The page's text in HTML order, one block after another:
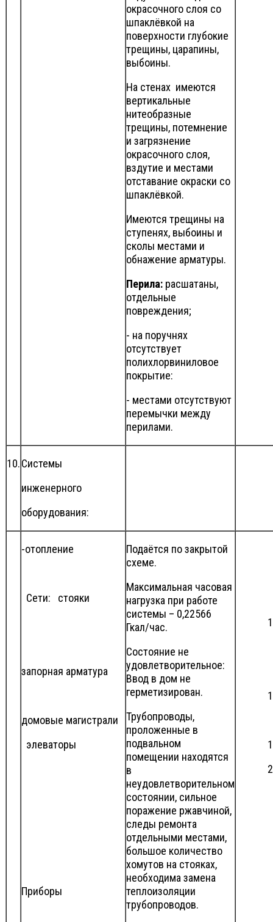
окрасочного слоя со
шпаклёвкой на
поверхности глубокие
трещины, царапины,
выбоины.
На стенах имеются
вертикальные
нитеобразные
трещины, потемнение
и загрязнение
окрасочного слоя,
вздутие и местами
отставание окраски со
шпаклёвкой.
Имеются трещины на
ступенях, выбоины и
сколы местами и
обнажение арматуры.
Перила: расшатаны,
отдельные
повреждения;
- на поручнях
отсутствует
полихлорвиниловое
покрытие:
- местами отсутствуют
перемычки между
перилами.
10.Системы
инженерного
оборудования:
-отопление
Сети: стояки
запорная арматура
домовые магистрали
элеваторы
Приборы
Подаётся по закрытой
схеме.
Максимальная часовая
нагрузка при работе
системы – 0,22566
Гкал/час.
Состояние не
удовлетворительное:
Ввод в дом не
герметизирован.
Трубопроводы,
проложенные в
подвальном
помещении находятся
в
неудовлетворительном
состоянии, сильное
поражение ржавчиной,
следы ремонта
отдельными местами,
большое количество
хомутов на стояках,
необходима замена
теплоизоляции
трубопроводов.